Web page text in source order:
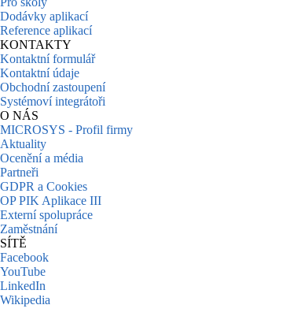
Dodávky aplikací
Reference aplikací
KONTAKTY
Kontaktní formulář
Kontaktní údaje
Obchodní zastoupení
Systémoví integrátoři
O NÁS
MICROSYS - Profil firmy
Aktuality
Ocenění a média
Partneři
GDPR a Cookies
OP PIK Aplikace III
Externí spolupráce
Zaměstnání
SÍTĚ
Facebook
YouTube
LinkedIn
Wikipedia